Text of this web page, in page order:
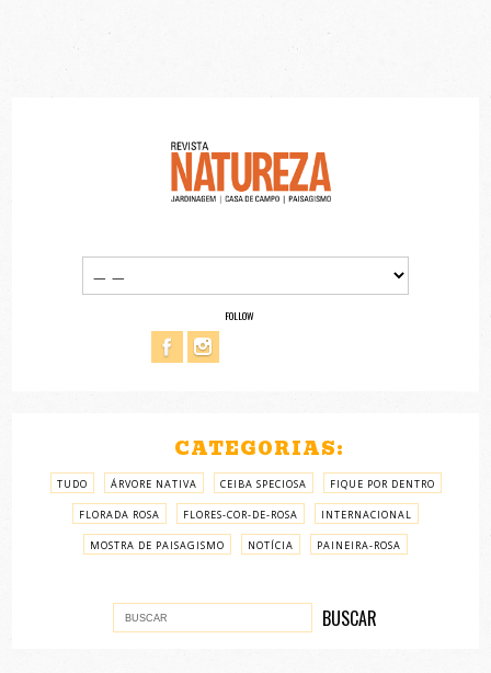
FOLLOW
CATEGORIAS:
TUDO ÁRVORE NATIVA CEIBA SPECIOSA FIQUE POR DENTRO
FLORADA ROSA FLORES-COR-DE-ROSA INTERNACIONAL
MOSTRA DE PAISAGISMO NOTÍCIA PAINEIRA-ROSA